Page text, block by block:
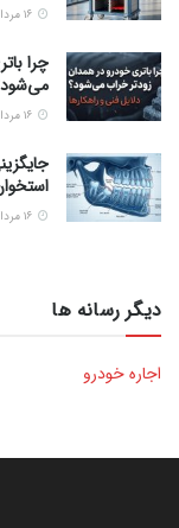
چرا
دیگر رسانه ها
اجاره خودرو